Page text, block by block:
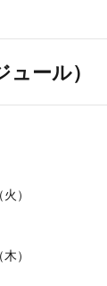
ール）
）
）